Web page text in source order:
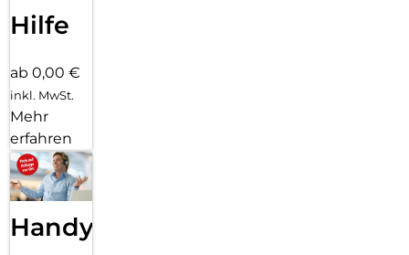
Hilfe
ab 0,00 €
inkl. MwSt.
Mehr
erfahren
Handy